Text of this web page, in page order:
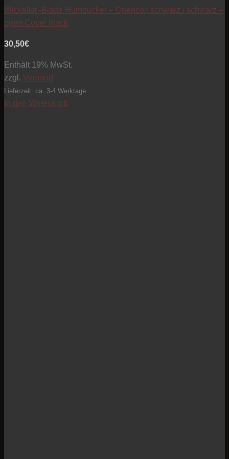
Wickelkit -Blade Humbucker – Opencoil schwarz / schwarz –
open Cover black
30,50€
Enthält 19% MwSt.
zzgl. Versand
Lieferzeit: ca. 3-4 Werktage
In den Warenkorb